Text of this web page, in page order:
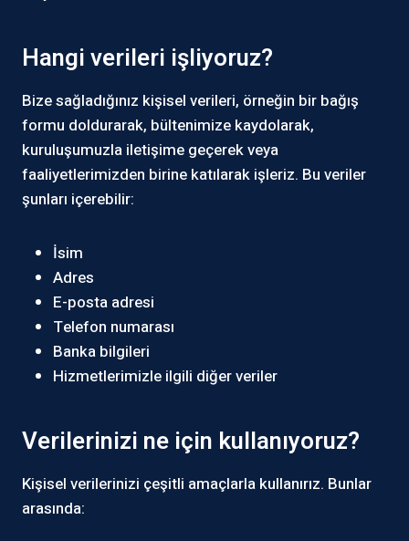
Hangi verileri işliyoruz?
Bize sağladığınız kişisel verileri, örneğin bir bağış
formu doldurarak, bültenimize kaydolarak,
kuruluşumuzla iletişime geçerek veya
faaliyetlerimizden birine katılarak işleriz. Bu veriler
şunları içerebilir:
İsim
Adres
E-posta adresi
Telefon numarası
Banka bilgileri
Hizmetlerimizle ilgili diğer veriler
Verilerinizi ne için kullanıyoruz?
Kişisel verilerinizi çeşitli amaçlarla kullanırız. Bunlar
arasında: